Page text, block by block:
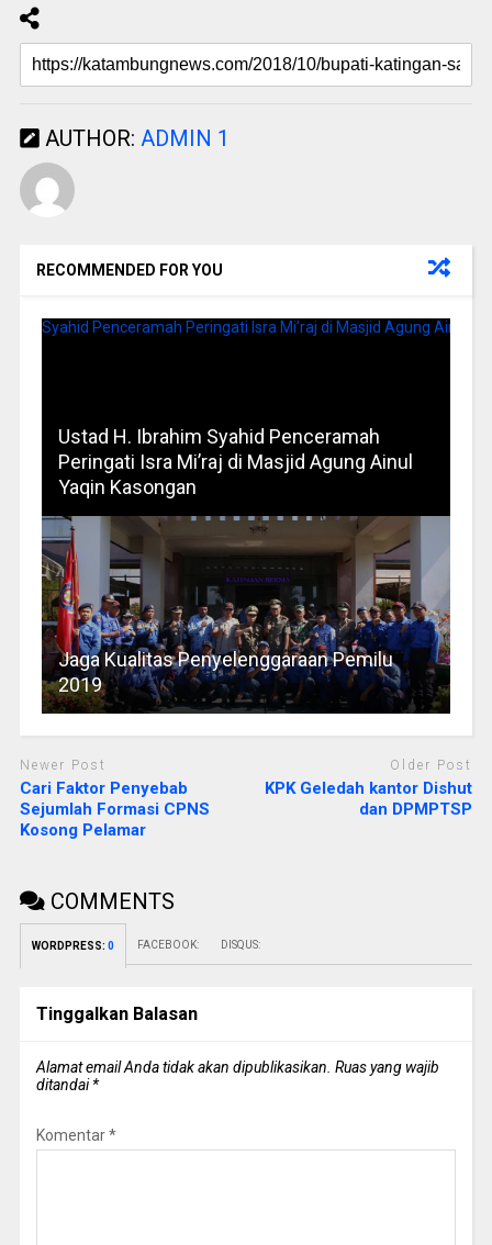
AUTHOR: ADMIN 1
RECOMMENDED FOR YOU
Ustad H. Ibrahim Syahid Penceramah
Peringati Isra Mi’raj di Masjid Agung Ainul
Yaqin Kasongan
Jaga Kualitas Penyelenggaraan Pemilu
2019
Newer Post
Cari Faktor Penyebab
Sejumlah Formasi CPNS
Kosong Pelamar
Older Post
KPK Geledah kantor Dishut
dan DPMPTSP
COMMENTS
WORDPRESS: 0 FACEBOOK: DISQUS:
Tinggalkan Balasan
Alamat email Anda tidak akan dipublikasikan. Ruas yang wajib
ditandai*
Komentar*